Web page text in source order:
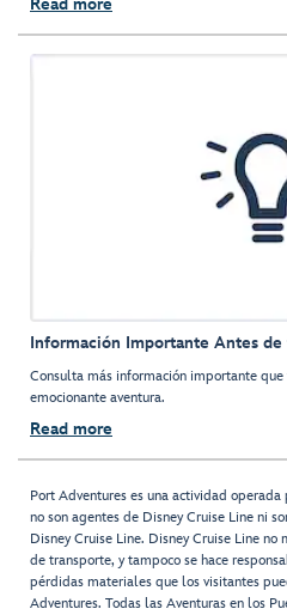
Read more
Información Importante Antes
Consulta más información importante
emocionante aventura.
Read more
Port Adventures es una actividad
no son agentes de Disney Cruise Line ni
Disney Cruise Line. Disney Cruise Line
de transporte, y tampoco se hace
pérdidas materiales que los visitantes
Adventures. Todas las Aventuras en los